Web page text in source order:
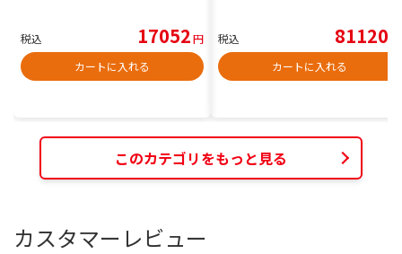
税込 17052円
カートに入れる
税込 81120
カートに入れる
このカテゴリをもっと見る
カスタマーレビュー